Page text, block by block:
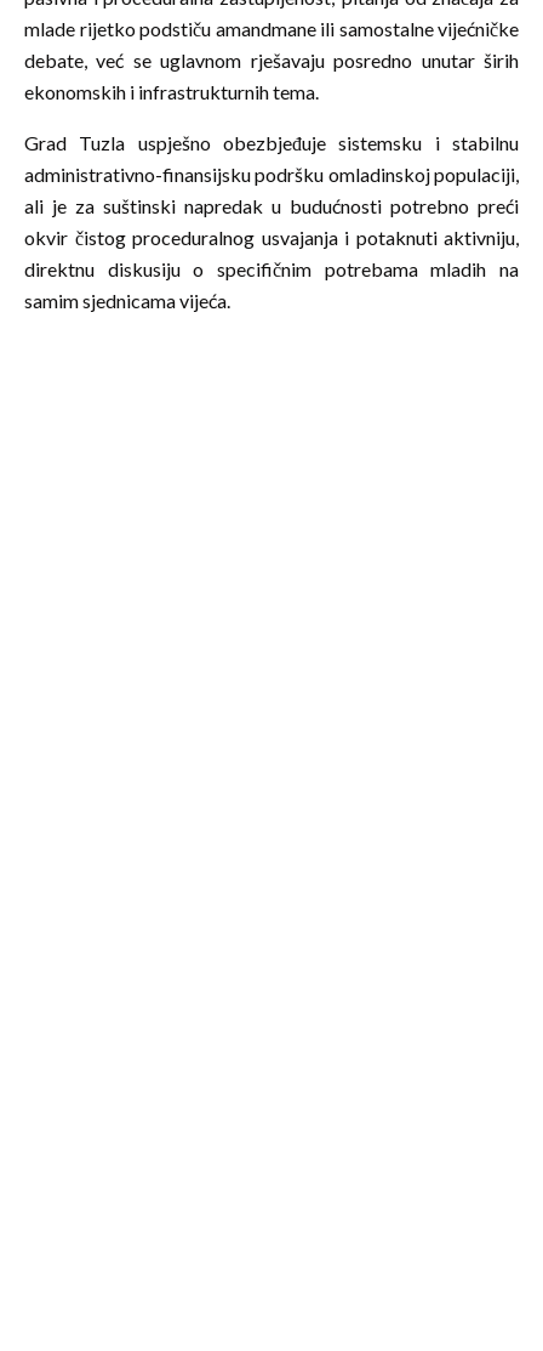
mlade rijetko podstiču amandmane ili samostalne vijećničke
debate, već se uglavnom rješavaju posredno unutar širih
ekonomskih i infrastrukturnih tema.
Grad Tuzla uspješno obezbjeđuje sistemsku i stabilnu
administrativno-finansijsku podršku omladinskoj populaciji,
ali je za suštinski napredak u budućnosti potrebno preći
okvir čistog proceduralnog usvajanja i potaknuti aktivniju,
direktnu diskusiju o specifičnim potrebama mladih na
samim sjednicama vijeća.